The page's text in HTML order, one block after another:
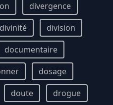
divergence
divinité
division
documentaire
dosage
doute
drogue